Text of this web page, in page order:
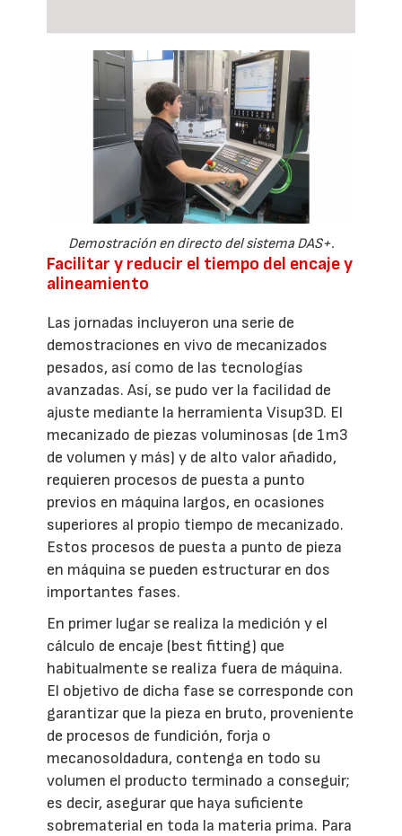
Demostración en directo del sistema DAS+.
Facilitar y reducir el tiempo del encaje y
alineamiento
Las jornadas incluyeron una serie de
demostraciones en vivo de mecanizados
pesados, así como de las tecnologías
avanzadas. Así, se pudo ver la facilidad de
ajuste mediante la herramienta Visup3D. El
mecanizado de piezas voluminosas (de 1m3
de volumen y más) y de alto valor añadido,
requieren procesos de puesta a punto
previos en máquina largos, en ocasiones
superiores al propio tiempo de mecanizado.
Estos procesos de puesta a punto de pieza
en máquina se pueden estructurar en dos
importantes fases.
En primer lugar se realiza la medición y el
cálculo de encaje (best fitting) que
habitualmente se realiza fuera de máquina.
El objetivo de dicha fase se corresponde con
garantizar que la pieza en bruto, proveniente
de procesos de fundición, forja o
mecanosoldadura, contenga en todo su
volumen el producto terminado a conseguir;
es decir, asegurar que haya suficiente
sobrematerial en toda la materia prima. Para